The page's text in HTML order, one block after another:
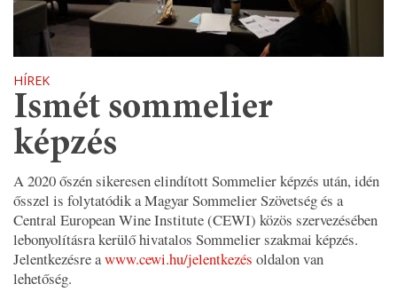
HÍREK
Ismét sommelier
képzés
A 2020 őszén sikeresen elindított Sommelier képzés után, idén
ősszel is folytatódik a Magyar Sommelier Szövetség és a
Central European Wine Institute (CEWI) közös szervezésében
lebonyolításra kerülő hivatalos Sommelier szakmai képzés.
Jelentkezésre awww.cewi.hu/jelentkezés oldalon van
lehetőség.